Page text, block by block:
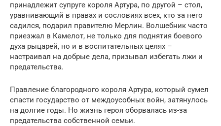
принадлежит супруге короля Артура, по другой – стол,
уравнивающий в правах и сословиях всех, кто за него
садился, подарил правителю Мерлин. Волшебник часто
приезжал в Камелот, не только для поднятия боевого
духа рыцарей, но и в воспитательных целях –
настраивал на добрые дела, призывал избегать лжи и
предательства.
Правление благородного короля Артура, который сумел
спасти государство от междоусобных войн, затянулось
на долгие годы. Но жизнь героя оборвалась из-за
предательства собственной семьи.